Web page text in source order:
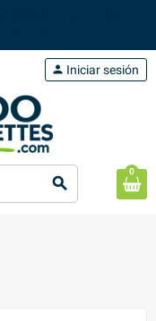
search
person Iniciar sesión
0